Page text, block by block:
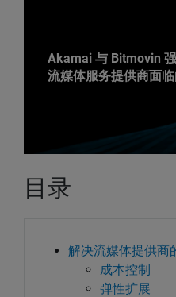
Akamai 与 Bitmovin
流媒体服务提供商面临
目录
解决流媒体提供商
成本控制
弹性扩展